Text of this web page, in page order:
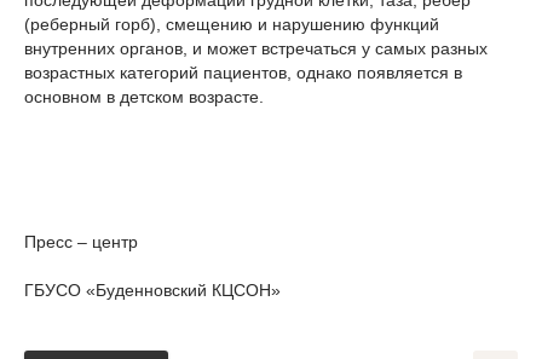
(реберный горб), смещению и нарушению функций
внутренних органов, и может встречаться у самых разных
возрастных категорий пациентов, однако появляется в
основном в детском возрасте.
Пресс – центр
ГБУСО «Буденновский КЦСОН»